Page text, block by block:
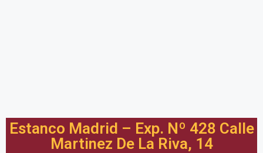
Estanco Madrid – Exp. Nº 428 Calle
Martinez De La Riva, 14